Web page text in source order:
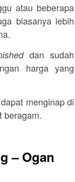
atau beberapa
biasanya lebih
dan sudah
harga yang
menginap di
beragam.
– Ogan